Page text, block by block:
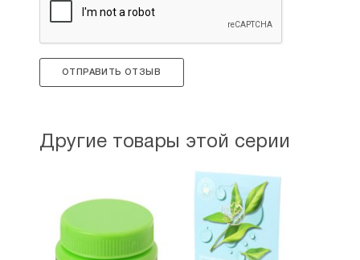
ОТПРАВИТЬ ОТЗЫВ
приятный, для кожи и вобще отличный по
качеству. Прошу вас даже после повышения
Рейтинг: 2
Снова заказал этот замечательный натуральный
натуральный без парфюмированных отдушек,
подходит для использования всей частей тела.
Без зуда, без аллергии, смывается хорошо,
качество отличное. Покупал год назад себе, а
вся семья теперь пользуется.
Другие товары этой серии